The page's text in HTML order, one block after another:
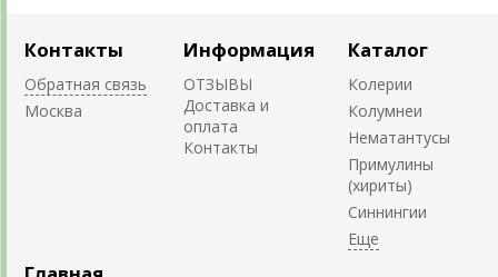
Контакты
Обратная связь
Москва
Информация
ОТЗЫВЫ
Доставка и
оплата
Контакты
Каталог
Колерии
Колумнеи
Нематантусы
Примулины
(хириты)
Синнингии